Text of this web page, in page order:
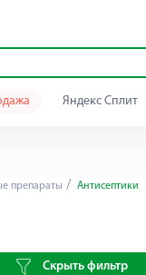
Яндекс Сплит
препараты Антисептики
Скрыть фильтр